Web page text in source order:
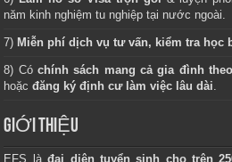
năm kinh nghiệm tu nghiệp tại nước ngoài.
7) Miễn phí dịch vụ tư vấn, kiểm tra học
8) Cóchính sách mang cả gia đình theo
hoặcđăng ký định cư làm việc lâu dài.
GIỚI THIỆU
EFS làđại diện tuyển sinh cho trên